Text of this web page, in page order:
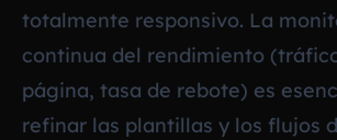
totalmente responsivo. La
continua del rendimiento
página, tasa de rebote) es
refinar las plantillas y los flujos